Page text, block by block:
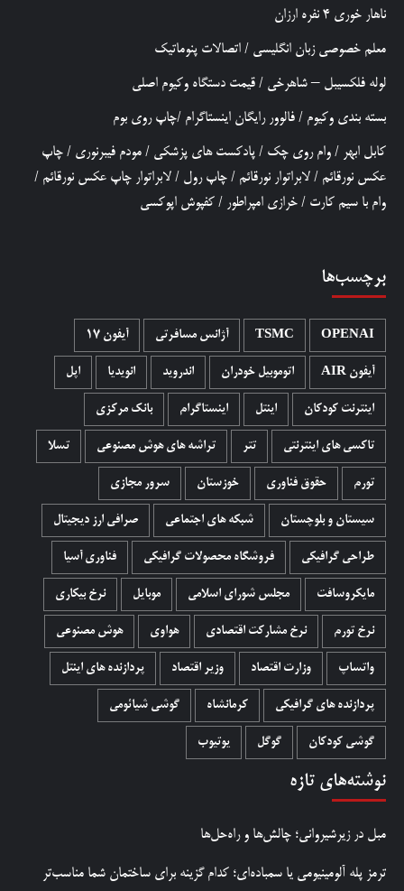
ناهار خوری 4 نفره ارزان
معلم خصوصی زبان انگلیسی / اتصالات پنوماتیک
لوله فلکسیبل – شاهرخی / قیمت دستگاه وکیوم اصلی
بسته بندی وکیوم / فالوور رایگان اینستاگرام /چاپ روی بوم
کابل ابهر / وام روی چک / پادکست های پزشکی / مودم فیبرنوری / چاپ
عکس نورقائم / لابراتوار نورقائم / چاپ رول / لابراتوار چاپ عکس نورقائم /
وام با سیم کارت / خرازی امپراطور / کفپوش اپوکسی
برچسب‌ها
OPENAI
TSMC آژانس مسافرتی آیفون 17
آیفون AIR اتوموبیل خودران اندروید انویدیا اپل
اینترنت کودکان اینتل اینستاگرام بانک مرکزی
تاکسی های اینترنتی تتر تراشه های هوش مصنوعی تسلا
تورم حقوق فناوری خوزستان سرور مجازی
سیستان و بلوچستان شبکه های اجتماعی صرافی ارز دیجیتال
طراحی گرافیکی فروشگاه محصولات گرافيکی فناوری آسیا
مایکروسافت مجلس شورای اسلامی موبایل نرخ بیکاری
نرخ تورم نرخ مشارکت اقتصادی هواوی هوش مصنوعی
واتساپ وزارت اقتصاد وزیر اقتصاد پردازنده های اینتل
پردازنده های گرافیکی کرمانشاه گوشی شیائومی
گوشی کودکان گوگل یوتیوب
نوشته‌های تازه
مبل در زیرشیروانی؛ چالش‌ها و راه‌حل‌ها
ترمز پله آلومینیومی یا سمباده‌ای؛ کدام گزینه برای ساختمان شما مناسب‌تر